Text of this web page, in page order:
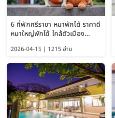
6 ที่พักศรีราชา หมาพักได้ ราคาดี
หมาใหญ่พักได้ ใกล้ตัวเมือง
2026-04-15 | 1215 อ่าน